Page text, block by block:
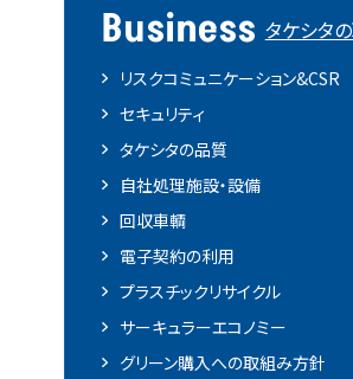
Business タケシタ
リスクコミュニケーション&CSR
セキュリティ
タケシタの品質
自社処理施設・設備
回収車輌
電子契約の利用
プラスチックリサイクル
サーキュラーエコノミー
グリーン購入への取組み方針